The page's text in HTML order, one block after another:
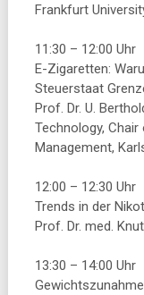
Frankfurt
11:30 – 12:00 Uhr
E-Zigaretten:
Steuerstaat
Prof. Dr. U.
Technology,
Management,
12:00 – 12:30 Uhr
Trends in der
Prof. Dr. med.
13:30 – 14:00 Uhr